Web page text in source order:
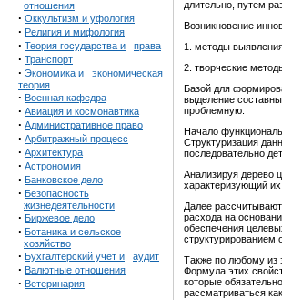
отношения
· Оккультизм и уфология
· Религия и мифология
· Теория государства и права
· Транспорт
· Экономика и
экономическая
теория
· Военная кафедра
· Авиация и космонавтика
· Административное право
· Арбитражный процесс
· Архитектура
· Астрономия
· Банковское дело
· Безопасность
жизнедеятельности
· Биржевое дело
· Ботаника и сельское
хозяйство
· Бухгалтерский учет и аудит
· Валютные отношения
· Ветеринария
длительно, путем
Возникновение
1. методы
2. творческие
Базой для
выделение
проблемную.
Начало
Структуризация
последовательно
Анализируя дерево
характеризующий
Далее
расхода на
обеспечения
структурированием
Также по любому из
Формула этих
которые
рассматриваться